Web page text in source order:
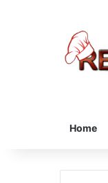
Home